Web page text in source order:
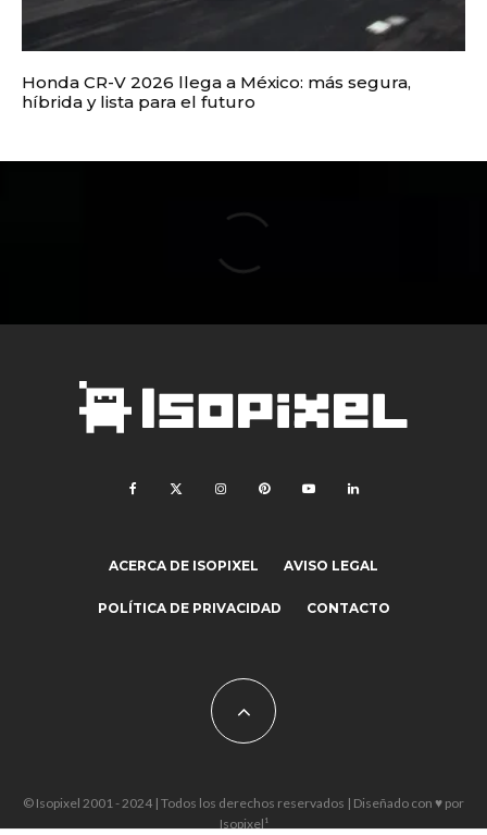
Honda CR-V 2026 llega a México: más segura,
híbrida y lista para el futuro
ACERCA DE ISOPIXEL AVISO LEGAL
POLÍTICA DE PRIVACIDAD CONTACTO
© Isopixel 2001 - 2024 | Todos los derechos reservados | Diseñado con ♥ por
Isopixel¹